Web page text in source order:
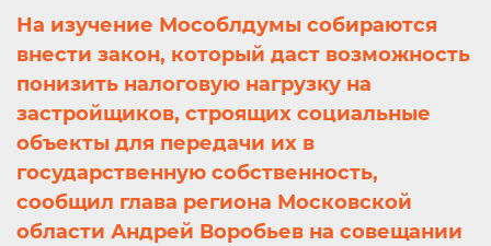
На изучение Мособлдумы собираются
внести закон, который даст возможность
понизить налоговую нагрузку на
застройщиков, строящих социальные
объекты для передачи их в
государственную собственность,
сообщил глава региона Московской
области Андрей Воробьев на совещании